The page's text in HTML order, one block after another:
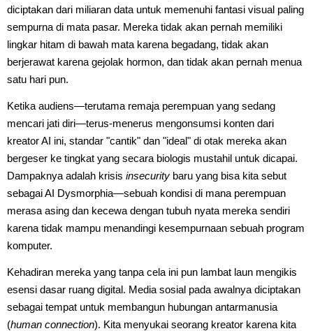
diciptakan dari miliaran data untuk memenuhi fantasi visual paling
sempurna di mata pasar. Mereka tidak akan pernah memiliki
lingkar hitam di bawah mata karena begadang, tidak akan
berjerawat karena gejolak hormon, dan tidak akan pernah menua
satu hari pun.
Ketika audiens—terutama remaja perempuan yang sedang
mencari jati diri—terus-menerus mengonsumsi konten dari
kreator AI ini, standar "cantik" dan "ideal" di otak mereka akan
bergeser ke tingkat yang secara biologis mustahil untuk dicapai.
Dampaknya adalah krisis insecurity baru yang bisa kita sebut
sebagai AI Dysmorphia—sebuah kondisi di mana perempuan
merasa asing dan kecewa dengan tubuh nyata mereka sendiri
karena tidak mampu menandingi kesempurnaan sebuah program
komputer.
Kehadiran mereka yang tanpa cela ini pun lambat laun mengikis
esensi dasar ruang digital. Media sosial pada awalnya diciptakan
sebagai tempat untuk membangun hubungan antarmanusia
(human connection). Kita menyukai seorang kreator karena kita